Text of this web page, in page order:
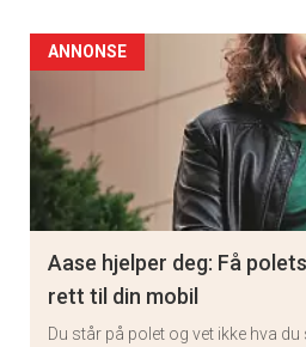
ANNONSE
Aase hjelper deg: Få
rett til din mobil
Du står på polet og vet ikke hva du